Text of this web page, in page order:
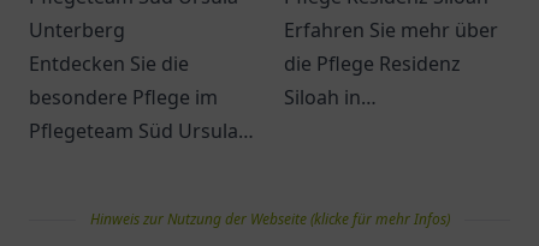
Unterberg
Entdecken Sie die
besondere Pflege im
Pflegeteam Süd Ursula
Betreuung und
Erfahren Sie mehr über
die Pflege Residenz
Siloah in
Seniorenbetreuung.
Hinweis zur Nutzung der Webseite (klicke für mehr Infos)